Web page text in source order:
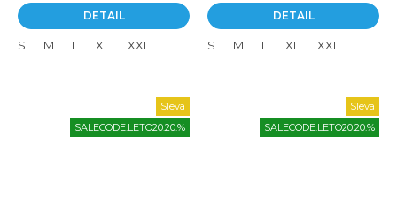
DETAIL
S M L XL XXL
DETAIL
S M L XL XXL
Sleva
SALECODE:LETO20:20:%
Sleva
SALECODE:LETO20:20:%